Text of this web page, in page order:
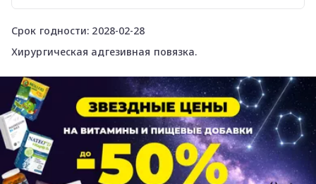
Срок годности: 2028-02-28
Хирургическая адгезивная повязка.